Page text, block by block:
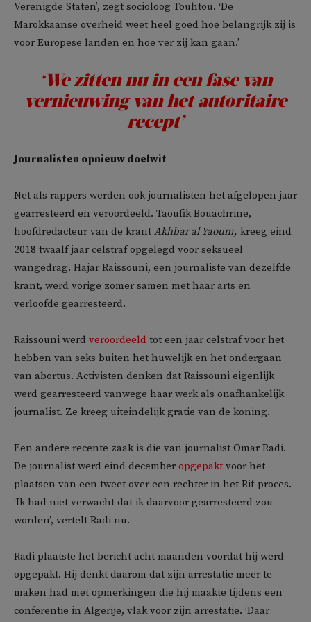
Verenigde Staten’, zegt socioloog Touhtou. ‘De
Marokkaanse overheid weet heel goed hoe belangrijk zij is
voor Europese landen en hoe ver zij kan gaan.’
‘We zitten nu in een fase van
vernieuwing van het autoritaire
recept’
Journalisten opnieuw doelwit
Net als rappers werden ook journalisten het afgelopen jaar
gearresteerd en veroordeeld. Taoufik Bouachrine,
hoofdredacteur van de krant Akhbar al Yaoum, kreeg eind
2018 twaalf jaar celstraf opgelegd voor seksueel
wangedrag. Hajar Raissouni, een journaliste van dezelfde
krant, werd vorige zomer samen met haar arts en
verloofde gearresteerd.
Raissouni werd veroordeeld tot een jaar celstraf voor het
hebben van seks buiten het huwelijk en het ondergaan
van abortus. Activisten denken dat Raissouni eigenlijk
werd gearresteerd vanwege haar werk als onafhankelijk
journalist. Ze kreeg uiteindelijk gratie van de koning.
Een andere recente zaak is die van journalist Omar Radi.
De journalist werd eind december opgepakt voor het
plaatsen van een tweet over een rechter in het Rif-proces.
‘Ik had niet verwacht dat ik daarvoor gearresteerd zou
worden’, vertelt Radi nu.
Radi plaatste het bericht acht maanden voordat hij werd
opgepakt. Hij denkt daarom dat zijn arrestatie meer te
maken had met opmerkingen die hij maakte tijdens een
conferentie in Algerije, vlak voor zijn arrestatie. ‘Daar